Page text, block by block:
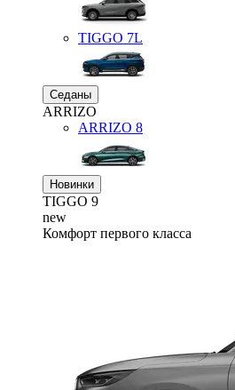
TIGGO 7L
Седаны
ARRIZO
ARRIZO 8
Новинки
TIGGO 9
new
Комфорт первого класса